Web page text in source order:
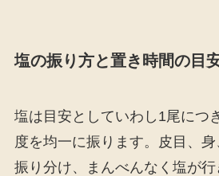
塩の振り方と置き時間の目
塩は目安としていわし1尾につ
度を均一に振ります。皮目、身
振り分け、まんべんなく塩が